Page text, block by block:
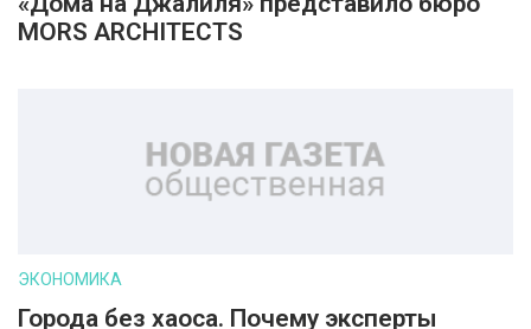
MORS ARCHITECTS
ЭКОНОМИКА
Города без хаоса. Почему эксперты